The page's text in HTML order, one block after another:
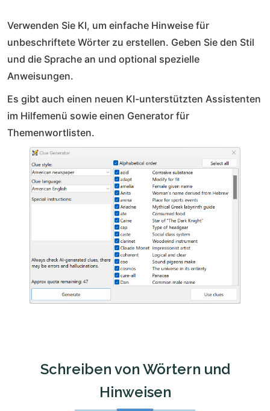
Verwenden Sie KI, um einfache Hinweise für
unbeschriftete Wörter zu erstellen. Geben Sie den Stil
und die Sprache an und optional spezielle
Anweisungen.
Es gibt auch einen neuen KI-unterstützten Assistenten
im Hilfemenü sowie einen Generator für
Themenwortlisten.
Schreiben von Wörtern und
Hinweisen